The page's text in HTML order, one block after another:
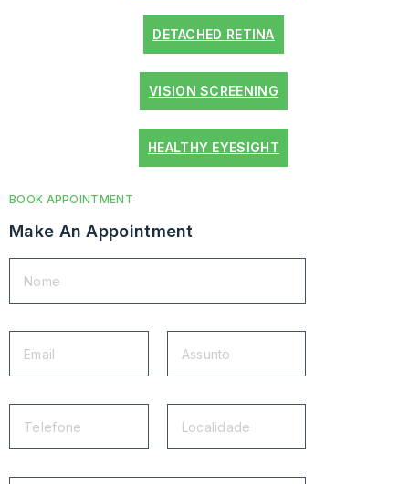
DETACHED RETINA
VISION SCREENING
HEALTHY EYESIGHT
BOOK APPOINTMENT
Make An Appointment